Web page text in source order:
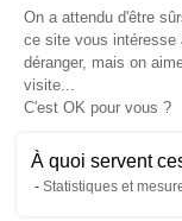
Politique de
FAQ
Livraisons
On a attendu d'être
ce site vous intéresse
déranger, mais on
visite...
C'est OK pour vous ?
À quoi servent
Statistiques et